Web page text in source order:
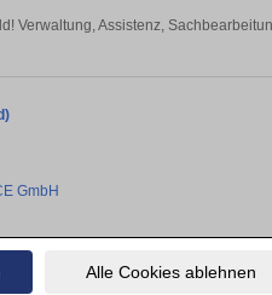
Alle Cookies ablehnen
Verwaltung, Assistenz,
GmbH